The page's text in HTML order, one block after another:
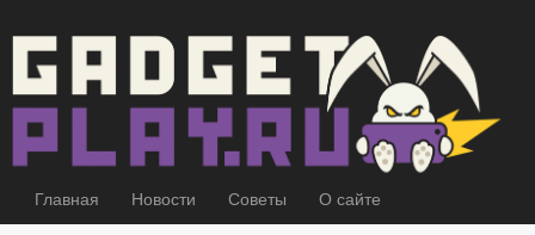
Главная Новости Советы О сайте